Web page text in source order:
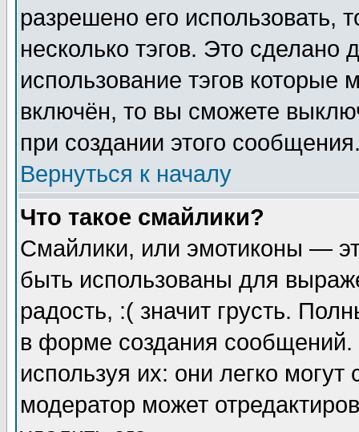
разрешено его использовать,
несколько тэгов. Это сделано
использование тэгов
включён, то вы сможете
при создании этого
Вернуться к началу
Что такое смайлики?
Смайлики, или эмотиконы —
быть использованы для
радость, :( значит грусть.
в форме создания сообщений.
используя их: они легко
модератор может